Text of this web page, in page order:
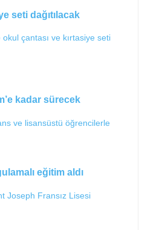
seti dağıtılacak
çantası ve kırtasiye seti
kadar sürecek
ve lisansüstü öğrencilerle
eğitim aldı
Joseph Fransız Lisesi